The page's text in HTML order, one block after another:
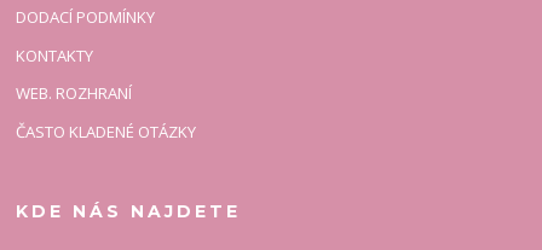
DODACÍ PODMÍNKY
KONTAKTY
WEB. ROZHRANÍ
ČASTO KLADENÉ OTÁZKY
KDE NÁS NAJDETE